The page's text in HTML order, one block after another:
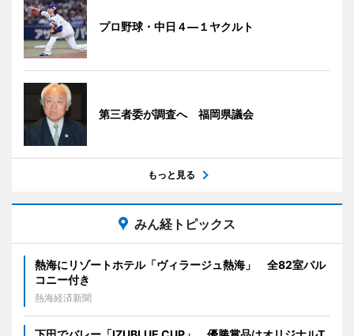
プロ野球・中日４―１ヤクルト
第三者委が調査へ 福岡県議会
もっと見る
みん経トピックス
熱海にリゾートホテル「ヴィラージュ熱海」 全82室バル
コニー付き
熱海経済新聞